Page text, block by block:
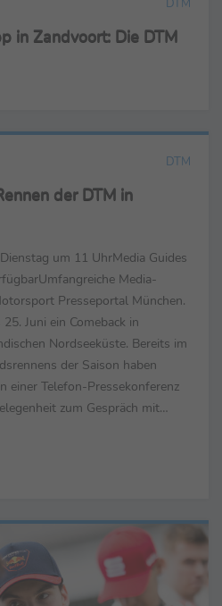
DTM
in Zandvoort: Die DTM
DTM
der DTM in
um 11 UhrMedia Guides
Media-
Presseportal München.
Juni ein Comeback in
Nordseeküste. Bereits im
der Saison haben
einer Telefon-Pressekonferenz
zum Gespräch mit